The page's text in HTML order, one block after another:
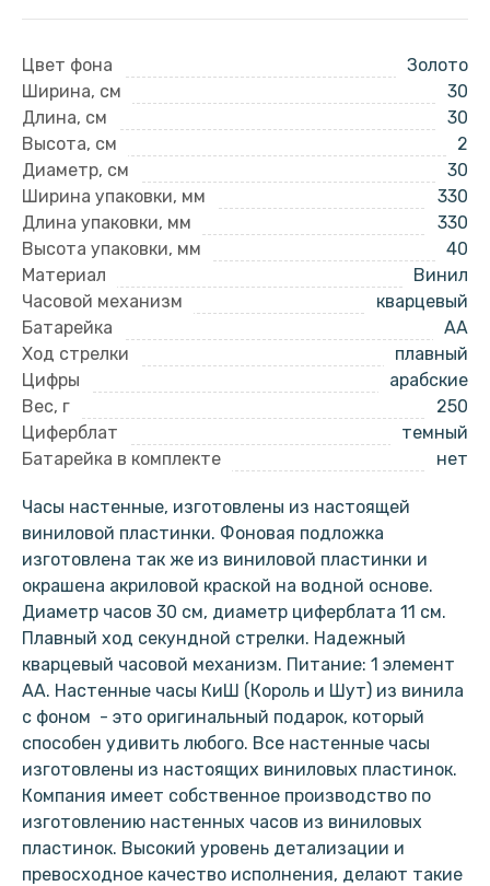
Цвет фона
Золото
Ширина, см
30
Длина, см
30
Высота, см
2
Диаметр, см
30
Ширина упаковки, мм
330
Длина упаковки, мм
330
Высота упаковки, мм
40
Материал
Винил
Часовой механизм
кварцевый
Батарейка
AA
Ход стрелки
плавный
Цифры
арабские
Вес, г
250
Циферблат
темный
Батарейка в комплекте
нет
Часы настенные, изготовлены из настоящей
виниловой пластинки. Фоновая подложка
изготовлена так же из виниловой пластинки и
окрашена акриловой краской на водной основе.
Диаметр часов 30 см, диаметр циферблата 11 см.
Плавный ход секундной стрелки. Надежный
кварцевый часовой механизм. Питание: 1 элемент
АА. Настенные часы КиШ (Король и Шут) из винила
с фоном - это оригинальный подарок, который
способен удивить любого. Все настенные часы
изготовлены из настоящих виниловых пластинок.
Компания имеет собственное производство по
изготовлению настенных часов из виниловых
пластинок. Высокий уровень детализации и
превосходное качество исполнения, делают такие